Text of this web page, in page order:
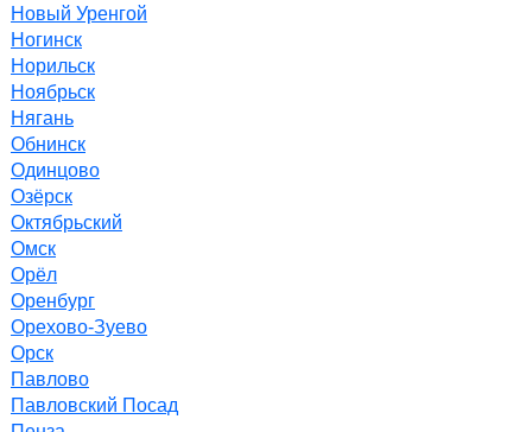
Новый Уренгой
Ногинск
Норильск
Ноябрьск
Нягань
Обнинск
Одинцово
Озёрск
Октябрьский
Омск
Орёл
Оренбург
Орехово-Зуево
Орск
Павлово
Павловский Посад